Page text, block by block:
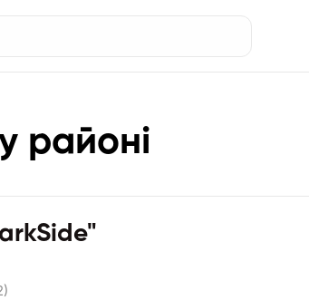
районі